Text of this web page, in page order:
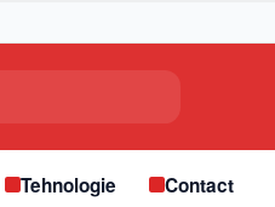
Tehnologie Contact